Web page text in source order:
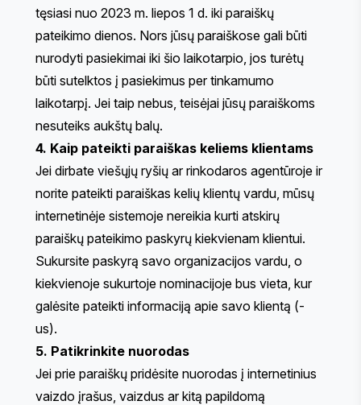
tęsiasi nuo 2023 m. liepos 1 d. iki paraiškų
pateikimo dienos. Nors jūsų paraiškose gali būti
nurodyti pasiekimai iki šio laikotarpio, jos turėtų
būti sutelktos į pasiekimus per tinkamumo
laikotarpį. Jei taip nebus, teisėjai jūsų paraiškoms
nesuteiks aukštų balų.
4. Kaip pateikti paraiškas keliems klientams
Jei dirbate viešųjų ryšių ar rinkodaros agentūroje ir
norite pateikti paraiškas kelių klientų vardu, mūsų
internetinėje sistemoje nereikia kurti atskirų
paraiškų pateikimo paskyrų kiekvienam klientui.
Sukursite paskyrą savo organizacijos vardu, o
kiekvienoje sukurtoje nominacijoje bus vieta, kur
galėsite pateikti informaciją apie savo klientą (-
us).
5. Patikrinkite nuorodas
Jei prie paraiškų pridėsite nuorodas į internetinius
vaizdo įrašus, vaizdus ar kitą papildomą